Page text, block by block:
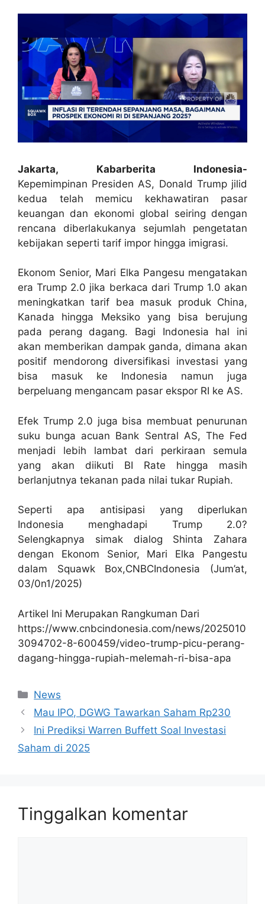
Jakarta, Kabarberita Indonesia-
Kepemimpinan Presiden AS, Donald Trump jilid
kedua telah memicu kekhawatiran pasar
keuangan dan ekonomi global seiring dengan
rencana diberlakukanya sejumlah pengetatan
kebijakan seperti tarif impor hingga imigrasi.
Ekonom Senior, Mari Elka Pangesu mengatakan
era Trump 2.0 jika berkaca dari Trump 1.0 akan
meningkatkan tarif bea masuk produk China,
Kanada hingga Meksiko yang bisa berujung
pada perang dagang. Bagi Indonesia hal ini
akan memberikan dampak ganda, dimana akan
positif mendorong diversifikasi investasi yang
bisa masuk ke Indonesia namun juga
berpeluang mengancam pasar ekspor RI ke AS.
Efek Trump 2.0 juga bisa membuat penurunan
suku bunga acuan Bank Sentral AS, The Fed
menjadi lebih lambat dari perkiraan semula
yang akan diikuti BI Rate hingga masih
berlanjutnya tekanan pada nilai tukar Rupiah.
Seperti apa antisipasi yang diperlukan
Indonesia menghadapi Trump 2.0?
Selengkapnya simak dialog Shinta Zahara
dengan Ekonom Senior, Mari Elka Pangestu
dalam Squawk Box,CNBCIndonesia (Jum’at,
03/0n1/2025)
Artikel Ini Merupakan Rangkuman Dari
https://www.cnbcindonesia.com/news/2025010
3094702-8-600459/video-trump-picu-perang-
dagang-hingga-rupiah-melemah-ri-bisa-apa
Kategori
News
Mau IPO, DGWG Tawarkan Saham Rp230
Ini Prediksi Warren Buffett Soal Investasi
Saham di 2025
Tinggalkan komentar